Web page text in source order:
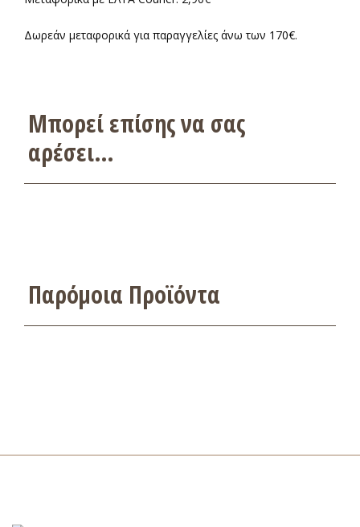
Δωρεάν μεταφορικά για παραγγελίες άνω των 170€.
Μπορεί επίσης να σας
αρέσει…
Παρόμοια Προϊόντα